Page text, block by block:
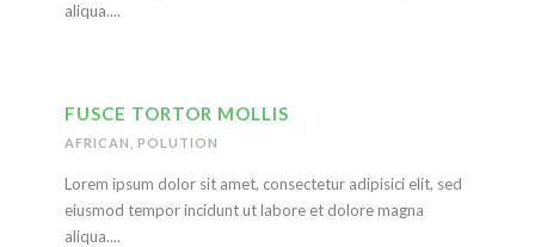
aliqua....
FUSCE TORTOR MOLLIS
AFRICAN POLUTION
Lorem ipsum dolor sit amet, consectetur adipisici elit, sed
eiusmod tempor incidunt ut labore et dolore magna
aliqua....